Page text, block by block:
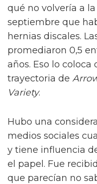
qué no volvería a
septiembre que
hernias discales.
promediaron 0,5
años. Eso lo coloca
trayectoria de
Variety.
Hubo una
medios sociales
y tiene influencia
el papel. Fue
que parecían no